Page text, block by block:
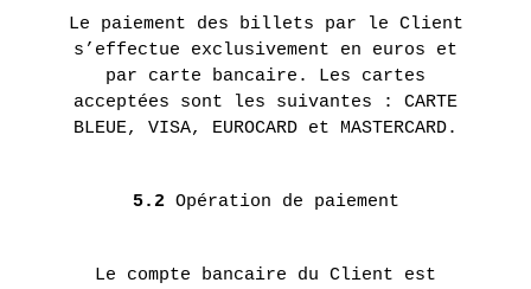
Le paiement des billets par le Client
s’effectue exclusivement en euros et
par carte bancaire. Les cartes
acceptées sont les suivantes : CARTE
BLEUE, VISA, EUROCARD et MASTERCARD.
5.2Opération de paiement
Le compte bancaire du Client est